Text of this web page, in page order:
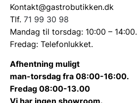
Kontakt@gastrobutikken.dk
Tlf. 71 99 30 98
Mandag til torsdag: 10:00 – 14:00.
Fredag: Telefonlukket.
Afhentning muligt
man-torsdag fra 08:00-16:00.
Fredag 08:00-13.00
Vi har ingen showroom.